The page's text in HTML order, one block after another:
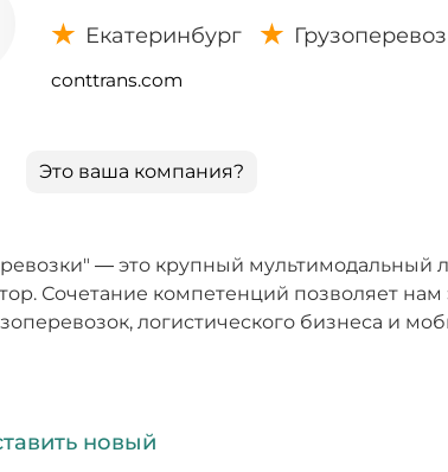
Екатеринбург
conttrans.com
Это ваша компания?
— это крупный мультимодальный
Сочетание компетенций позволяет
логистического бизнеса и
новый